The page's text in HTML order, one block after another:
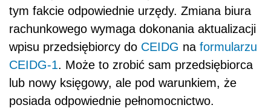
tym fakcie odpowiednie urzędy. Zmiana biura
rachunkowego wymaga dokonania aktualizacji
wpisu przedsiębiorcy do CEIDG na formularzu
CEIDG-1. Może to zrobić sam przedsiębiorca
lub nowy księgowy, ale pod warunkiem, że
posiada odpowiednie pełnomocnictwo.